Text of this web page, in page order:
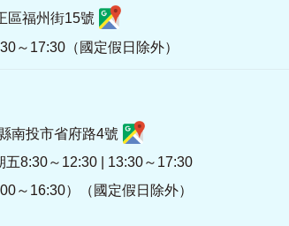
區福州街15號
～17:30（國定假日除外）
南投市省府路4號
8:30～12:30 | 13:30～17:30
～16:30）（國定假日除外）